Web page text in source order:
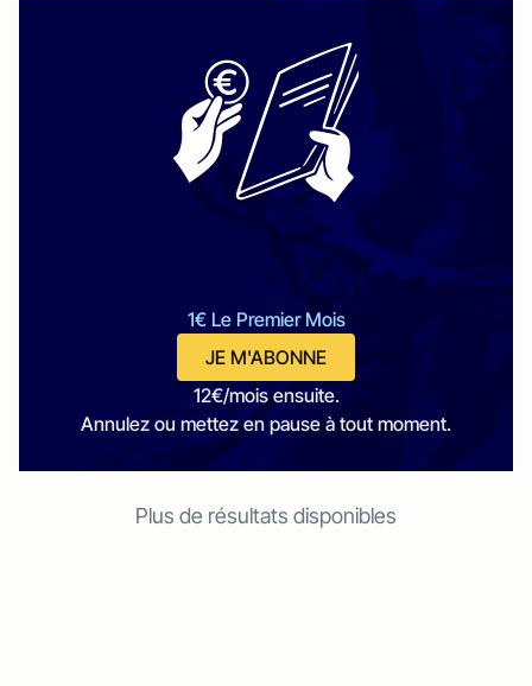
1€ Le Premier Mois
JE M'ABONNE
12€/mois ensuite.
Annulez ou mettez en pause à tout moment.
Plus de résultats disponibles